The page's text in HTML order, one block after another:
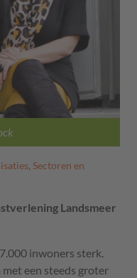
, Sectoren en
Landsmeer
inwoners sterk.
met een steeds groter